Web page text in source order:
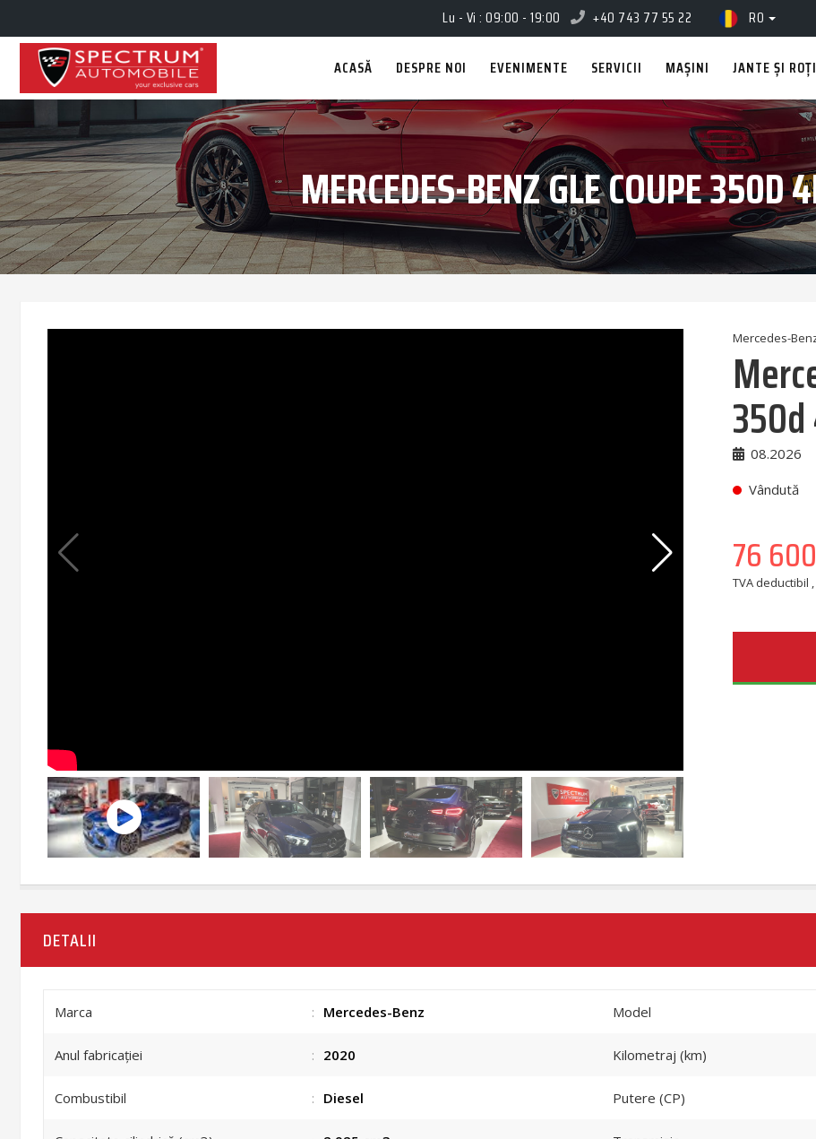
Lu - Vi : 09:00 - 19:00 +40 743 77 55 22 RO
ACASĂ DESPRE NOI EVENIMENTE SERVICII MAȘINI JANTE ȘI ROȚI
MERCEDES-BENZ GLE COUPE 350D
Mercedes-
08.2026
Vândută
76 600
TVA deductibil
DETALII
Marca : Mercedes-Benz Model
Anul fabricației : 2020 Kilometraj (km)
Combustibil : Diesel Putere (CP)